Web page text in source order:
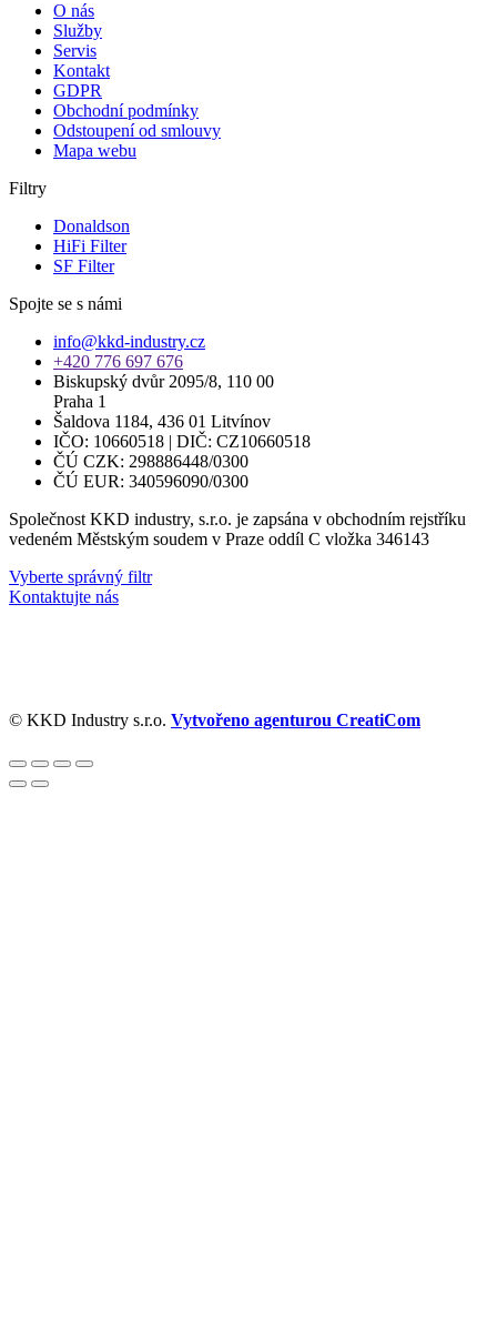
O nás
Služby
Servis
Kontakt
GDPR
Obchodní podmínky
Odstoupení od smlouvy
Mapa webu
Filtry
Donaldson
HiFi Filter
SF Filter
Spojte se s námi
info@kkd-industry.cz
+420 776 697 676
Biskupský dvůr 2095/8, 110 00
Praha 1
Šaldova 1184, 436 01 Litvínov
IČO: 10660518 | DIČ: CZ10660518
ČÚ CZK: 298886448/0300
ČÚ EUR: 340596090/0300
Společnost KKD industry, s.r.o. je zapsána v obchodním rejstříku
vedeném Městským soudem v Praze oddíl C vložka 346143
Vyberte správný filtr
Kontaktujte nás
© KKD Industry s.r.o. Vytvořeno agenturou CreatiCom